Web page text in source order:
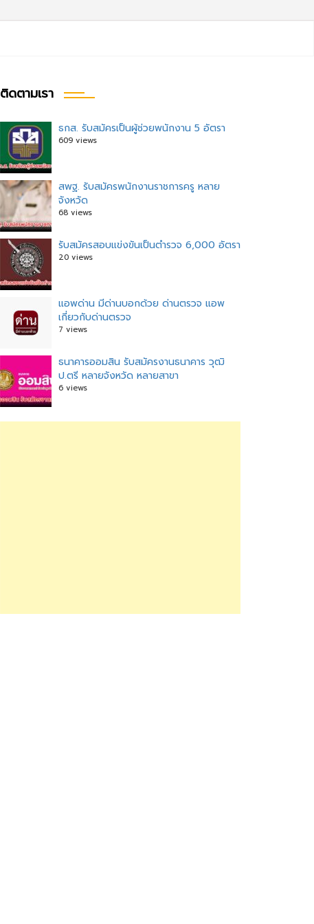
ติดตามเรา
ธกส. รับสมัครเป็นผู้ช่วยพนักงาน 5 อัตรา
609 views
สพฐ. รับสมัครพนักงานราชการครู หลาย
จังหวัด
68 views
รับสมัครสอบแข่งขันเป็นตำรวจ 6,000 อัตรา
20 views
แอพด่าน มีด่านบอกด้วย ด่านตรวจ แอพ
เกี่ยวกับด่านตรวจ
7 views
ธนาคารออมสิน รับสมัครงานธนาคาร วุฒิ
ป.ตรี หลายจังหวัด หลายสาขา
6 views